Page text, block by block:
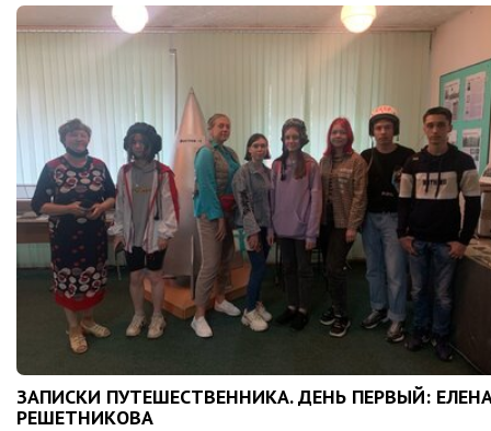
ЗАПИСКИ ПУТЕШЕСТВЕННИКА. ДЕНЬ ПЕРВЫЙ:
РЕШЕТНИКОВА